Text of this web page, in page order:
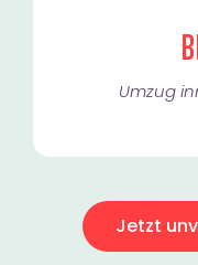
Umzug
Jetzt